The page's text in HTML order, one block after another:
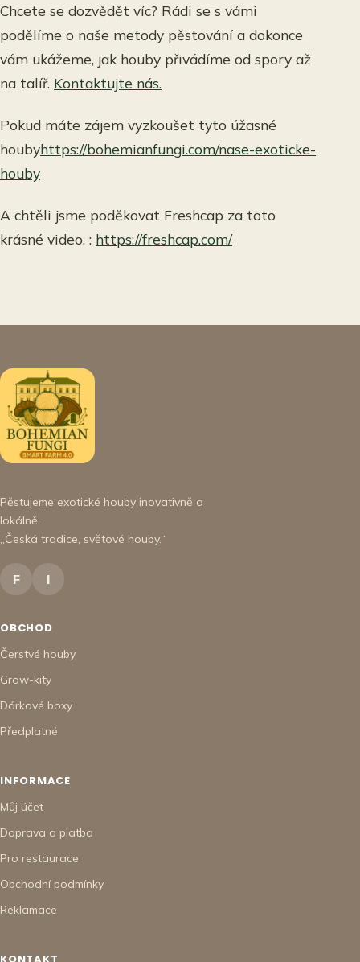
Chcete se dozvědět víc? Rádi se s vámi
podělíme o naše metody pěstování a dokonce
vám ukážeme, jak houby přivádíme od spory až
na talíř. Kontaktujte nás.
Pokud máte zájem vyzkoušet tyto úžasné
houbyhttps://bohemianfungi.com/nase-exoticke-
houby
A chtěli jsme poděkovat Freshcap za toto
krásné video. : https://freshcap.com/
Pěstujeme exotické houby inovativně a
lokálně.
„Česká tradice, světové houby.“
F I
OBCHOD
Čerstvé houby
Grow-kity
Dárkové boxy
Předplatné
INFORMACE
Můj účet
Doprava a platba
Pro restaurace
Obchodní podmínky
Reklamace